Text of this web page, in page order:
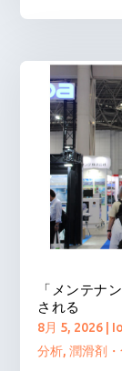
「メンテナ
される
8月 5, 2026
分析,潤滑剤